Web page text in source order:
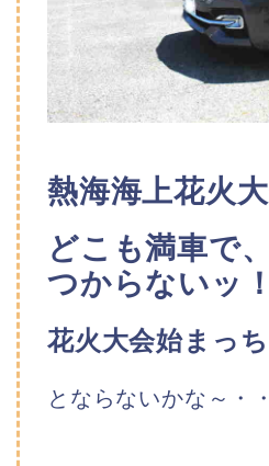
熱海海上花火大
どこも満車で
つからないッ
花火大会始まっ
とならないかな～・